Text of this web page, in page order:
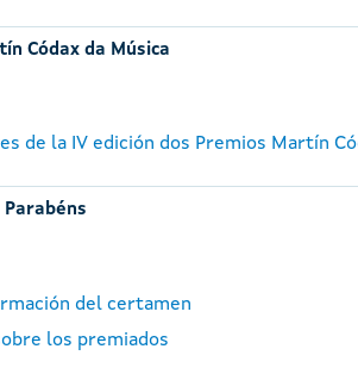
Códax da Música
de la IV edición dos Premios Martín
Parabéns
del certamen
los premiados